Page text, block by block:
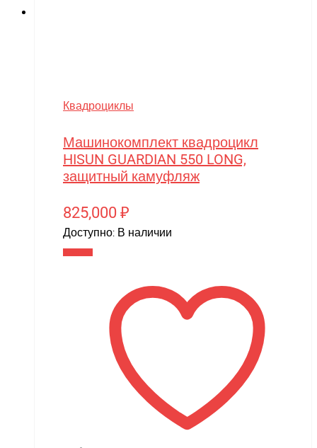
Квадроциклы
Машинокомплект квадроцикл
HISUN GUARDIAN 550 LONG,
защитный камуфляж
825,000 ₽
Доступно: В наличии